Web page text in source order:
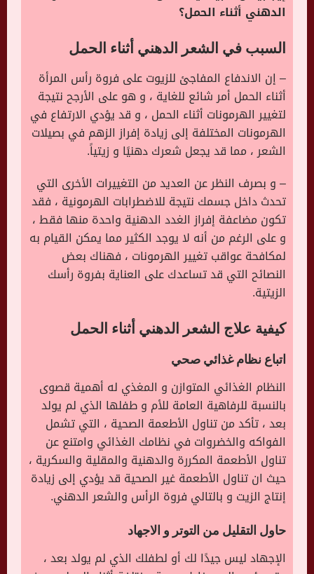
الدهني أثناء الحمل؟
السبب في الشعر الدهني أثناء الحمل
– إن الاندفاع المفاجئ للزيوت على فروة رأس المرأة
أثناء الحمل أمر شائع للغاية ، و هو على الأرجح نتيجة
لتغيير الهرمونات أثناء الحمل ، و قد يؤدي الارتفاع في
الهرمونات المختلفة إلى زيادة إفراز الزهم في بصيلات
الشعر ، مما قد يجعل شعرك دهنيًا و زيتياً.
– و بصرف النظر عن العديد من التغييرات الأخرى التي
تحدث داخل جسمك نتيجة للاضطرابات الهرمونية ، فقد
تكون مضاعفة إفراز الغدد الدهنية واحدة منها فقط ،
و على الرغم من أنه لا يوجد الكثير مما يمكن القيام به
لمكافحة عواقب تغيير الهرمونات ، فهناك بعض
النصائح التي قد تساعدك على العناية بفروة رأسك
الزيتية.
كيفية علاج الشعر الدهني أثناء الحمل
اتباع نظام غذائي صحي
النظام الغذائي المتوازن و المغذي له أهمية قصوى
بالنسبة للرفاهية العامة للأم و طفلها الذي لم يولد
بعد ، تأكد من تناول الأطعمة الصحية ، التي تشمل
الفواكه والخضروات في نظامك الغذائي وامتنع عن
تناول الأطعمة المكررة والدهنية والمقلية والسكرية ،
حيث ان تناول الأطعمة غير الصحية قد يؤدي إلى زيادة
إنتاج الزيت و بالتالي فروة الرأس والشعر الدهني.
حاول التقليل من التوتر و الاجهاد
الإجهاد ليس جيدًا لك أو لطفلك الذي لم يولد بعد ،